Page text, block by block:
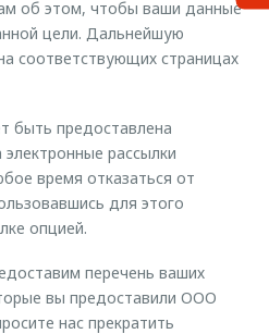
об этом, чтобы ваши данные
цели. Дальнейшую
соответствующих страницах
быть предоставлена
рассылки
время отказаться от
для этого
опцией.
перечень ваших
вы предоставили ООО
нас прекратить